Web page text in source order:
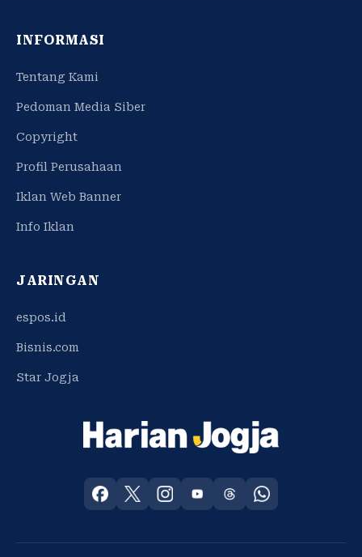
INFORMASI
Tentang Kami
Pedoman Media Siber
Copyright
Profil Perusahaan
Iklan Web Banner
Info Iklan
JARINGAN
espos.id
Bisnis.com
Star Jogja